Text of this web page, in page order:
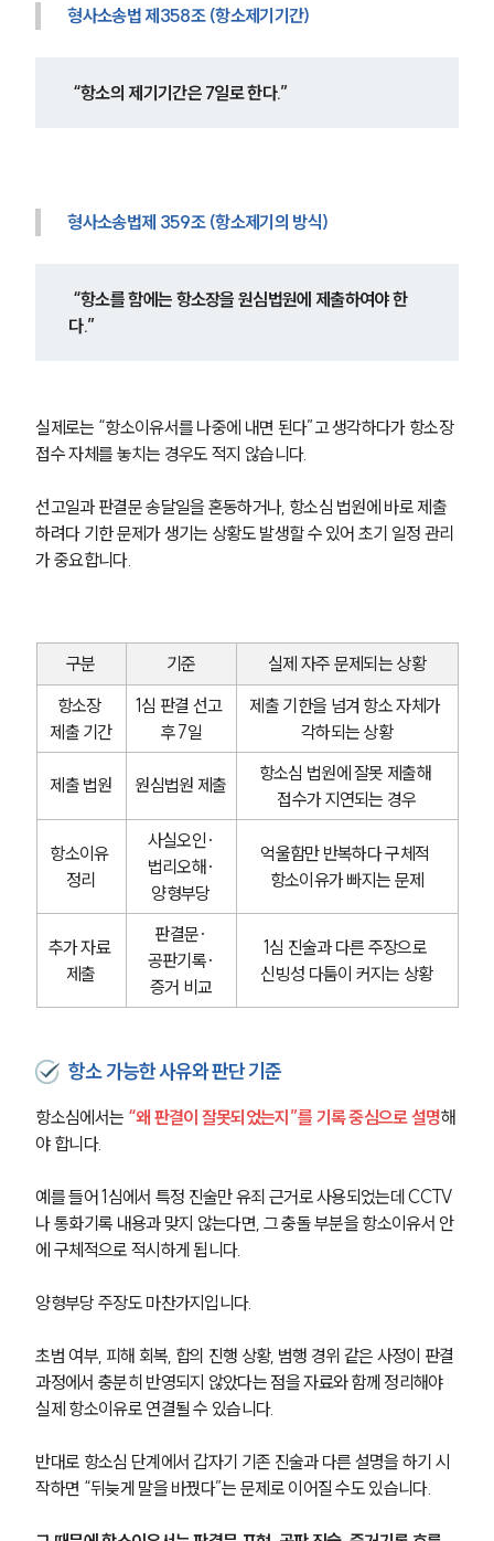
형사소송법 제358조 (항소제기기간)
“항소의 제기기간은 7일로 한다.”
형사소송법제 359조 (항소제기의 방식)
다.”
실제로는 “항소이유서를 나중에 내면 된다”고 생각하다가 항소장
접수 자체를 놓치는 경우도 적지 않습니다.
선고일과 판결문 송달일을 혼동하거나, 항소심 법원에 바로 제출
하려다 기한 문제가 생기는 상황도 발생할 수 있어 초기 일정 관리
가 중요합니다.
구분 기준
실제 자주 문제되는 상황
항소장
제출 기간
1심 판결 선고
후 7일
제출 기한을 넘겨 항소 자체가
각하되는 상황
제출 법원 원심법원 제출
항소심 법원에 잘못 제출해
접수가 지연되는 경우
항소이유
정리
사실오인·
법리오해·
양형부당
억울함만 반복하다 구체적
항소이유가 빠지는 문제
추가 자료
제출
판결문·
공판기록·
증거 비교
1심 진술과 다른 주장으로
신빙성 다툼이 커지는 상황
항소 가능한 사유와 판단 기준
항소심에서는 “왜 판결이 잘못되었는지”를 기록 중심으로 설명해
야 합니다.
예를 들어 1심에서 특정 진술만 유죄 근거로 사용되었는데 CCTV
나 통화기록 내용과 맞지 않는다면, 그 충돌 부분을 항소이유서 안
에 구체적으로 적시하게 됩니다.
양형부당 주장도 마찬가지입니다.
초범 여부, 피해 회복, 합의 진행 상황, 범행 경위 같은 사정이 판결
과정에서 충분히 반영되지 않았다는 점을 자료와 함께 정리해야
실제 항소이유로 연결될 수 있습니다.
반대로 항소심 단계에서 갑자기 기존 진술과 다른 설명을 하기 시
작하면 “뒤늦게 말을 바꿨다”는 문제로 이어질 수도 있습니다.